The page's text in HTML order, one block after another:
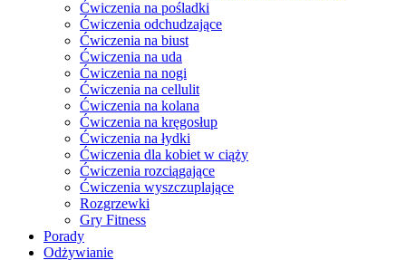
Ćwiczenia na pośladki
Ćwiczenia odchudzające
Ćwiczenia na biust
Ćwiczenia na uda
Ćwiczenia na nogi
Ćwiczenia na cellulit
Ćwiczenia na kolana
Ćwiczenia na kręgosłup
Ćwiczenia na łydki
Ćwiczenia dla kobiet w ciąży
Ćwiczenia rozciągające
Ćwiczenia wyszczuplające
Rozgrzewki
Gry Fitness
Porady
Odżywianie